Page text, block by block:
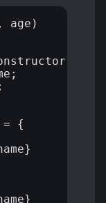
age)
= {